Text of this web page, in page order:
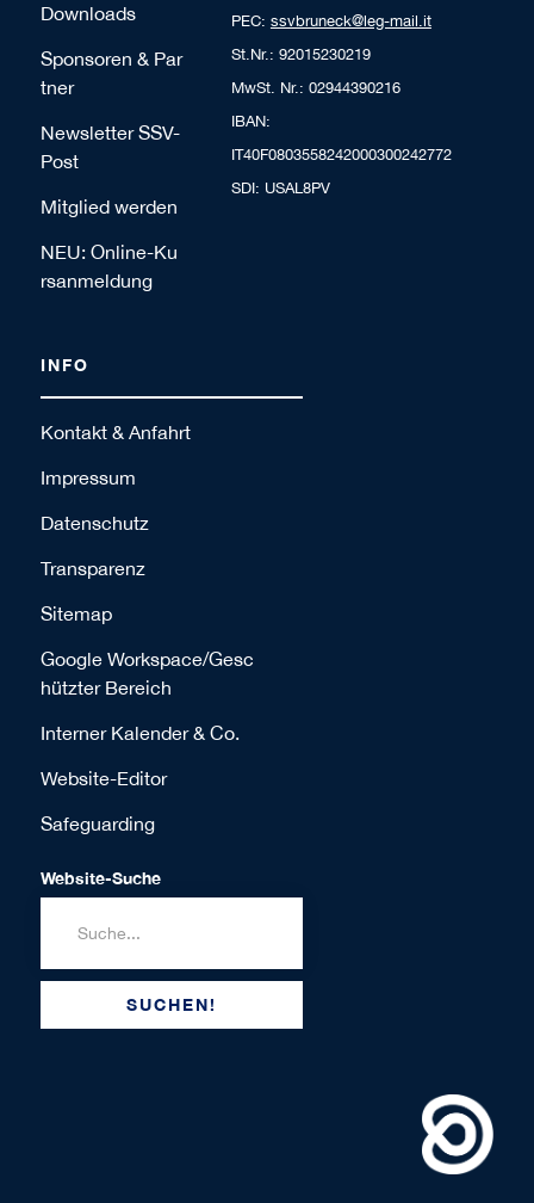
Downloads
Sponsoren & Par
tner
Newsletter SSV-
Post
Mitglied werden
NEU: Online-Ku
rsanmeldung
PEC: ssvbruneck@leg-mail.it
St.Nr.: 92015230219
MwSt. Nr.: 02944390216
IBAN:
IT40F0803558242000300242772
SDI: USAL8PV
INFO
Kontakt & Anfahrt
Impressum
Datenschutz
Transparenz
Sitemap
Google Workspace/Gesc
hützter Bereich
Interner Kalender & Co.
Website-Editor
Safeguarding
Website-Suche